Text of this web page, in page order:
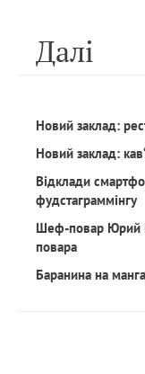
Далi
Новий заклад:
Новий заклад:
Відклади
фудстаграммінгу
Шеф-повар Юрий
повара
Баранина на